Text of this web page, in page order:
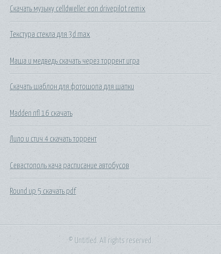
Скачать музыку celldweller eon drivepilot remix
Текстура стекла для 3d max
Маша и медведь скачать через торрент игра
Скачать шаблон для фотошопа для шапки
Madden nfl 16 скачать
Лило и стич 4 скачать торрент
Севастополь кача расписание автобусов
Round up 5 скачать pdf
© Untitled. All rights reserved.